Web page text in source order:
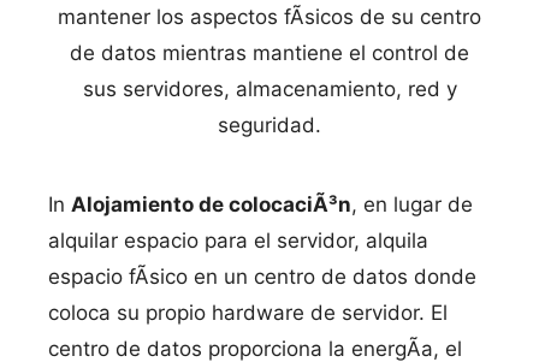
mantener los aspectos fÃ­sicos de su centro
de datos mientras mantiene el control de
sus servidores, almacenamiento, red y
seguridad.
In Alojamiento de colocaciÃ³n, en lugar de
alquilar espacio para el servidor, alquila
espacio fÃ­sico en un centro de datos donde
coloca su propio hardware de servidor. El
centro de datos proporciona la energÃ­a, el